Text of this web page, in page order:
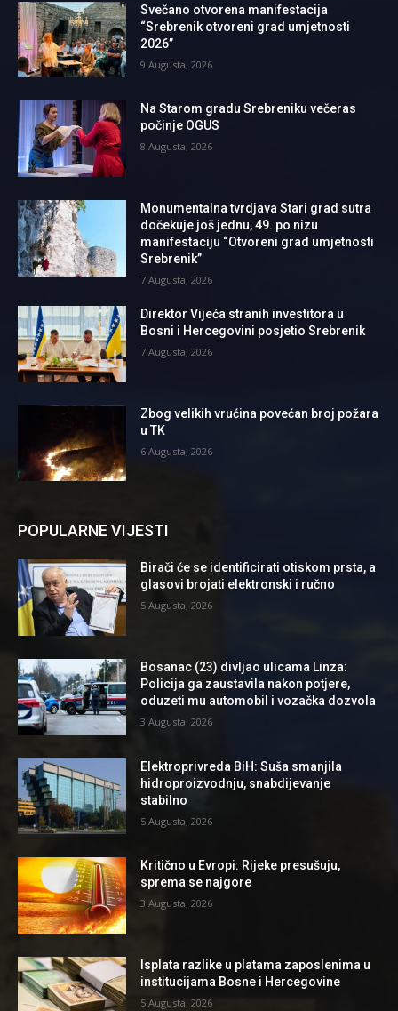
Svečano otvorena manifestacija
“Srebrenik otvoreni grad umjetnosti
2026”
9 Augusta, 2026
Na Starom gradu Srebreniku večeras
počinje OGUS
8 Augusta, 2026
Monumentalna tvrdjava Stari grad sutra
dočekuje još jednu, 49. po nizu
manifestaciju “Otvoreni grad umjetnosti
Srebrenik”
7 Augusta, 2026
Direktor Vijeća stranih investitora u
Bosni i Hercegovini posjetio Srebrenik
7 Augusta, 2026
Zbog velikih vrućina povećan broj požara
u TK
6 Augusta, 2026
POPULARNE VIJESTI
Birači će se identificirati otiskom prsta, a
glasovi brojati elektronski i ručno
5 Augusta, 2026
Bosanac (23) divljao ulicama Linza:
Policija ga zaustavila nakon potjere,
oduzeti mu automobil i vozačka dozvola
3 Augusta, 2026
Elektroprivreda BiH: Suša smanjila
hidroproizvodnju, snabdijevanje
stabilno
5 Augusta, 2026
Kritično u Evropi: Rijeke presušuju,
sprema se najgore
3 Augusta, 2026
Isplata razlike u platama zaposlenima u
institucijama Bosne i Hercegovine
5 Augusta, 2026